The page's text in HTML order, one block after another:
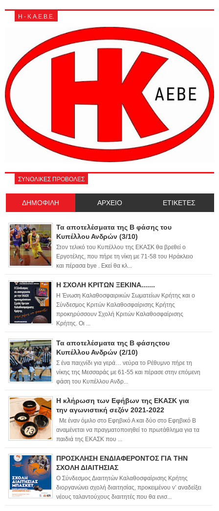
Η - Κ Α.Ε.Β.Ε.
ΣΥΝΟΛΙΚΕΣ ΠΡΟΒΟΛΕΣ
ΔΗΜΟΦΙΛΗ ΑΡΧΕΙΟ ΕΤΙΚΕΤΕΣ
Τα αποτελέσματα της Β φάσης του
Κυπέλλου Ανδρών (3/10)
Στον τελικό του Κυπέλλου της ΕΚΑΣΚ θα βρεθεί ο
Εργοτέλης, που πήρε τη νίκη με 71-58 του Ηράκλειο
και πέρασα bye . Εκεί θα κλ...
Η ΣΧΟΛΗ ΚΡΙΤΩΝ ΞΕΚΙΝΑ.......
Η Ένωση Καλαθοσφαιρικών Σωματείων Κρήτης και ο
Σύνδεσμος Κριτών Καλαθοσφαίρισης Κρήτης
προκηρύσσουν Σχολή Κριτών Καλαθοσφαίρισης
Κρήτης. Οι ...
Τα αποτελέσματα της Β φάσηςτου
Κυπέλλου Ανδρών (2/10)
Σ ένα παιχνίδι για γερά… νεύρα το Ρέθυμνο πήρε τη
νίκης της Μεσσαράς με 61-55 και πέρασε στην επόμενη
φάση του Κυπέλλου Ανδρ...
Η κλήρωση των Εφήβων της ΕΚΑΣΚ για
την αγωνιστική σεζόν 2021-2022
Με έναν όμιλο στο Εφηβικό Α και δύο στο Εφηβικό Β
αναμένεται να πραγματοποιηθεί το πρωτάθλημα για τα
παιδιά της ΕΚΑΣΚ που ...
ΠΡΟΣΚΛΗΣΗ ΕΝΔΙΑΦΕΡΟΝΤΟΣ ΓΙΑ ΤΗΝ
ΣΧΟΛΗ ΔΙΑΙΤΗΣΙΑΣ
Ο Σύνδεσμος Διαιτητών Καλαθοσφαίρισης Κρήτης
διοργανώνει σχολή διαιτησίας, προκειμένου ν’ αναδείξει
νέους ταλαντούχους διαιτητές που θα ενισ...